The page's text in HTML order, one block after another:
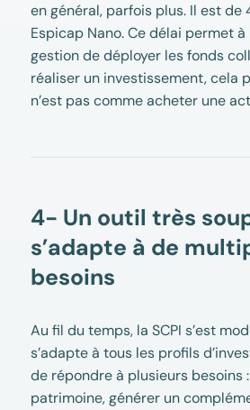
en général, parfois plus. Il est de
Espicap Nano. Ce délai permet
gestion de déployer les fonds
réaliser un investissement, cela
n’est pas comme acheter une
4- Un outil très
s’adapte à de
besoins
Au fil du temps, la SCPI s’est
s’adapte à tous les profils
de répondre à plusieurs besoins
patrimoine, générer un